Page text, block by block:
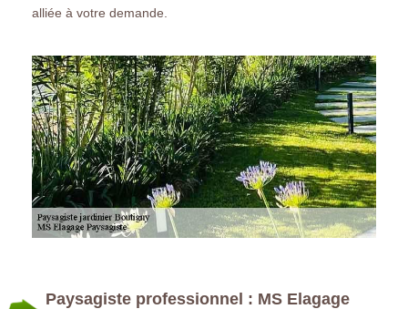
alliée à votre demande.
Paysagiste professionnel : MS Elagage